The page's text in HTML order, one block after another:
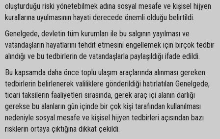
oluşturduğu riski yönetebilmek adına sosyal mesafe ve kişisel hijyen
kurallarına uyulmasının hayati derecede önemli olduğu belirtildi.
Genelgede, devletin tüm kurumları ile bu salgının yayılması ve
vatandaşların hayatlarını tehdit etmesini engellemek için birçok tedbir
alındığı ve bu tedbirlerin de vatandaşlarla paylaşıldığı ifade edildi.
Bu kapsamda daha önce toplu ulaşım araçlarında alınması gereken
tedbirlerin belirlenerek valiliklere gönderildiği hatırlatılan Genelgede,
ticari taksilerin faaliyetleri sırasında, gerek araç içi alanın darlığı
gerekse bu alanların gün içinde bir çok kişi tarafından kullanılması
nedeniyle sosyal mesafe ve kişisel hijyen tedbirleri açısından bazı
risklerin ortaya çıktığına dikkat çekildi.